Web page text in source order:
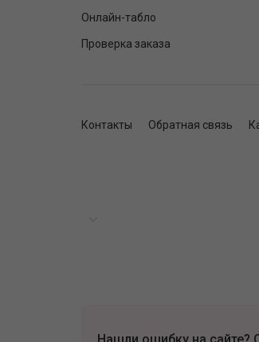
Онлайн-табло
Проверка заказа
Контакты Обратная связь